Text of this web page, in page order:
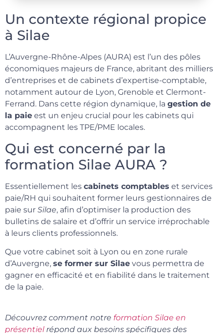
Un contexte régional propice
à Silae
L’Auvergne-Rhône-Alpes (AURA) est l’un des pôles
économiques majeurs de France, abritant des milliers
d’entreprises et de cabinets d’expertise-comptable,
notamment autour de Lyon, Grenoble et Clermont-
Ferrand. Dans cette région dynamique, la gestion de
la paie est un enjeu crucial pour les cabinets qui
accompagnent les TPE/PME locales.
Qui est concerné par la
formation Silae AURA ?
Essentiellement les cabinets comptables et services
paie/RH qui souhaitent former leurs gestionnaires de
paie sur Silae, afin d’optimiser la production des
bulletins de salaire et d’offrir un service irréprochable
à leurs clients professionnels.
Que votre cabinet soit à Lyon ou en zone rurale
d’Auvergne, se former sur Silae vous permettra de
gagner en efficacité et en fiabilité dans le traitement
de la paie.
Découvrez comment notre formation Silae en
présentielrépond aux besoins spécifiques des